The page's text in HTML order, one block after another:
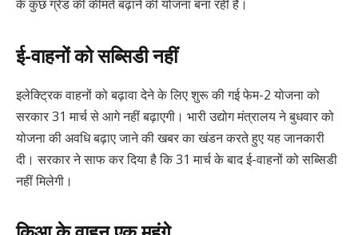
के कुछ ग्रेड की कीमतें बढ़ाने की योजना बना रही है।
ई-वाहनों को सब्सिडी नहीं
इलेक्ट्रिक वाहनों को बढ़ावा देने के लिए शुरू की गई फेम-2 योजना को
सरकार 31 मार्च से आगे नहीं बढ़ाएगी। भारी उद्योग मंत्रालय ने बुधवार को
योजना की अवधि बढ़ाए जाने की खबर का खंडन करते हुए यह जानकारी
दी। सरकार ने साफ कर दिया है कि 31 मार्च के बाद ई-वाहनों को सब्सिडी
नहीं मिलेगी।